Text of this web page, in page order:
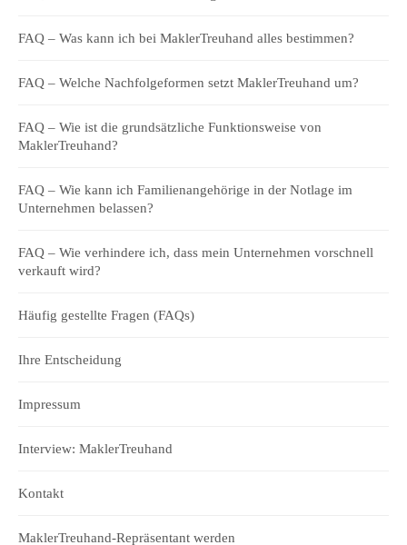
FAQ – Was kann ich bei MaklerTreuhand alles bestimmen?
FAQ – Welche Nachfolgeformen setzt MaklerTreuhand um?
FAQ – Wie ist die grundsätzliche Funktionsweise von
MaklerTreuhand?
FAQ – Wie kann ich Familienangehörige in der Notlage im
Unternehmen belassen?
FAQ – Wie verhindere ich, dass mein Unternehmen vorschnell
verkauft wird?
Häufig gestellte Fragen (FAQs)
Ihre Entscheidung
Impressum
Interview: MaklerTreuhand
Kontakt
MaklerTreuhand-Repräsentant werden